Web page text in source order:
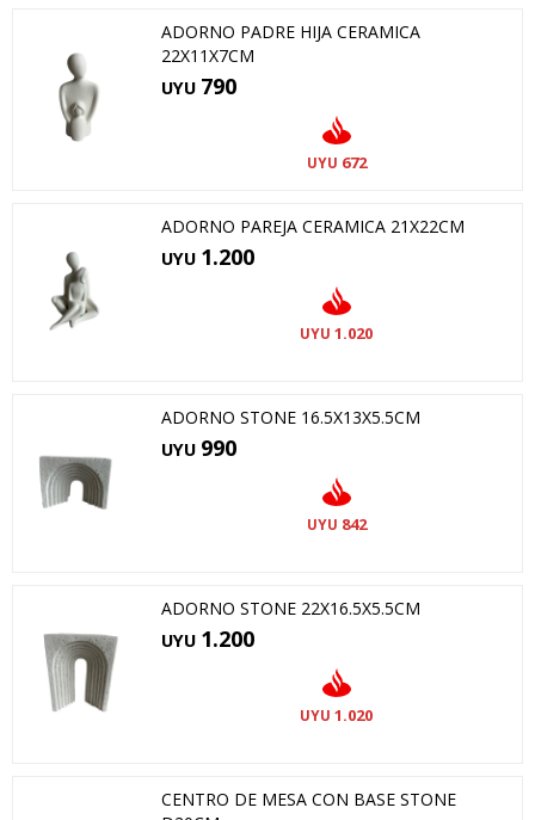
ADORNO PADRE HIJA CERAMICA
22X11X7CM
UYU 790
UYU 672
ADORNO PAREJA CERAMICA 21X22CM
UYU 1.200
UYU 1.020
ADORNO STONE 16.5X13X5.5CM
UYU 990
UYU 842
ADORNO STONE 22X16.5X5.5CM
UYU 1.200
UYU 1.020
CENTRO DE MESA CON BASE STONE